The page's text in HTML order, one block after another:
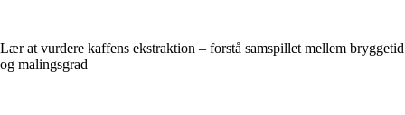
Lær at vurdere kaffens ekstraktion – forstå samspillet mellem bryggetid
og malingsgrad